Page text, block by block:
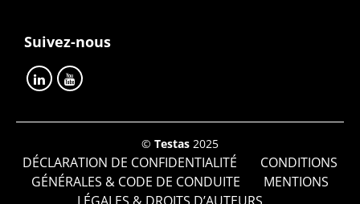
Suivez-nous
© Testas 2025
DÉCLARATION DE CONFIDENTIALITÉ
CONDITIONS
GÉNÉRALES & CODE DE CONDUITE
MENTIONS